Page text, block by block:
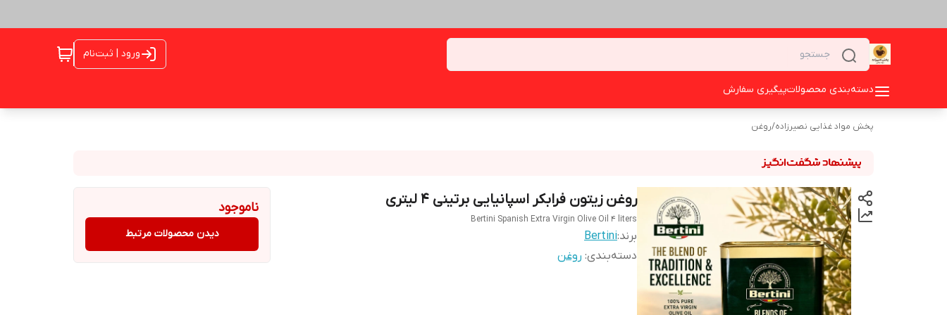
ورود | ثبت‌نام
دسته‌بندی محصولاتپیگیری سفارش
پخش مواد غذایی نصیرزاده/روغن
روغن زیتون فرابکر اسپانیایی برتینی ۴ لیتری
Bertini Spanish Extra Virgin Olive Oil 4 liters
برند:Bertini
دسته‌بندی: روغن
ناموجود
دیدن محصولات مرتبط